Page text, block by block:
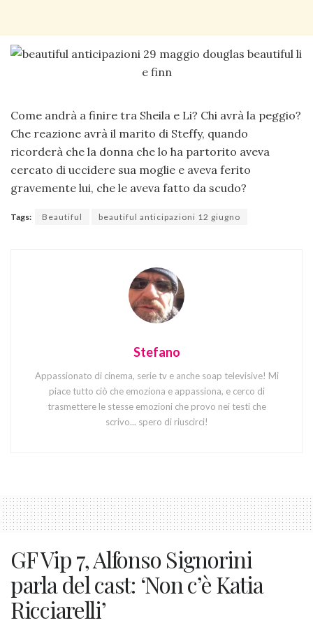
Come andrà a finire tra Sheila e Li? Chi avrà la peggio?
Che reazione avrà il marito di Steffy, quando
ricorderà che la donna che lo ha partorito aveva
cercato di uccidere sua moglie e aveva ferito
gravemente lui, che le aveva fatto da scudo?
Tags: Beautiful beautiful anticipazioni 12 giugno
Stefano
Appassionato di cinema, serie tv e anche soap televisive! Mi
piace tutto ciò che emoziona e appassiona, e cerco di
trasmettere le stesse emozioni che provo nei testi che
scrivo... spero di riuscirci!
GF Vip 7, Alfonso Signorini
parla del cast: ‘Non c’è Katia
Ricciarelli’